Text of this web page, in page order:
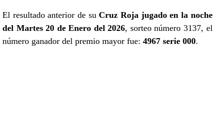
El resultado anterior de suCruz Roja jugado en la noche
del Martes 20 de Enero del 2026, sorteo número 3137, el
número ganador del premio mayor fue: 4967 serie 000.